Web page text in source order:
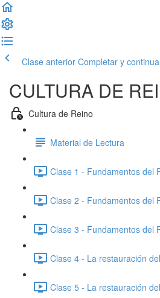
Clase anterior Completar y
CULTURA DE
Cultura de Reino
Material de Lectura
Clase 1 - Fundamentos del
Clase 2 - Fundamentos del
Clase 3 - Fundamentos del
Clase 4 - La restauración
Clase 5 - La restauración